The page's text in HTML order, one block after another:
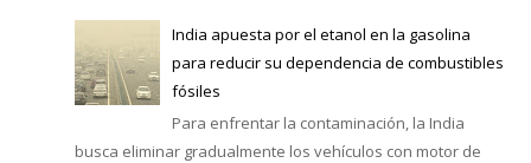
India apuesta por el etanol en la gasolina
para reducir su dependencia de combustibles
fósiles
Para enfrentar la contaminación, la India
busca eliminar gradualmente los vehículos con motor de